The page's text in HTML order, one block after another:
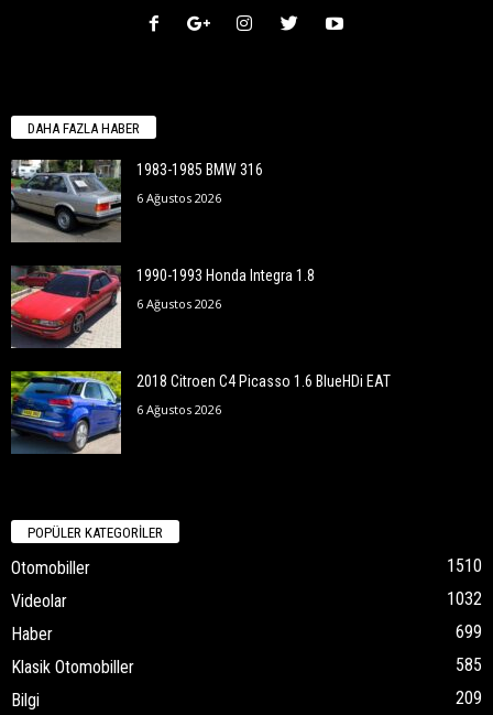
DAHA FAZLA HABER
1983-1985 BMW 316
6 Ağustos 2026
1990-1993 Honda Integra 1.8
6 Ağustos 2026
2018 Citroen C4 Picasso 1.6 BlueHDi EAT
6 Ağustos 2026
POPÜLER KATEGORİLER
Otomobiller
1510
Videolar
1032
Haber
699
Klasik Otomobiller
585
Bilgi
209